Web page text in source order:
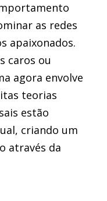
as redes
apaixonados.
caros ou
agora envolve
teorias
estão
criando um
através da